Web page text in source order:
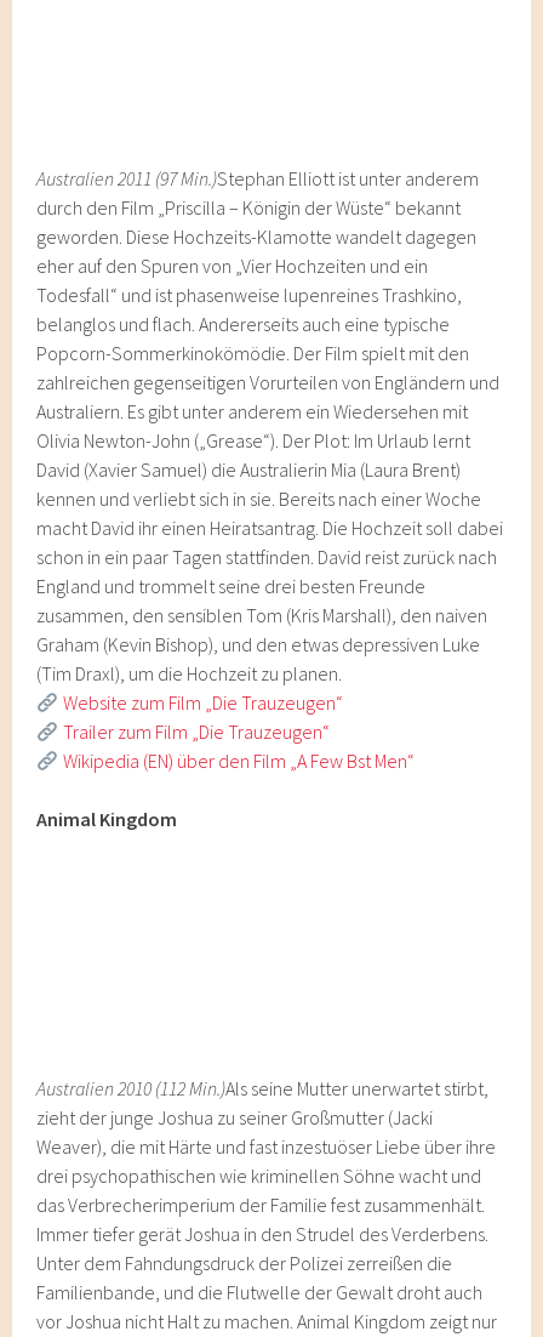
Australien 2011 (97 Min.)Stephan Elliott ist unter anderem
durch den Film „Priscilla – Königin der Wüste“ bekannt
geworden. Diese Hochzeits-Klamotte wandelt dagegen
eher auf den Spuren von „Vier Hochzeiten und ein
Todesfall“ und ist phasenweise lupenreines Trashkino,
belanglos und flach. Andererseits auch eine typische
Popcorn-Sommerkinokömödie. Der Film spielt mit den
zahlreichen gegenseitigen Vorurteilen von Engländern und
Australiern. Es gibt unter anderem ein Wiedersehen mit
Olivia Newton-John („Grease“). Der Plot: Im Urlaub lernt
David (Xavier Samuel) die Australierin Mia (Laura Brent)
kennen und verliebt sich in sie. Bereits nach einer Woche
macht David ihr einen Heiratsantrag. Die Hochzeit soll dabei
schon in ein paar Tagen stattfinden. David reist zurück nach
England und trommelt seine drei besten Freunde
zusammen, den sensiblen Tom (Kris Marshall), den naiven
Graham (Kevin Bishop), und den etwas depressiven Luke
(Tim Draxl), um die Hochzeit zu planen.
Website zum Film „Die Trauzeugen“
Trailer zum Film „Die Trauzeugen“
Wikipedia (EN) über den Film „A Few Bst Men“
Animal Kingdom
Australien 2010 (112 Min.)Als seine Mutter unerwartet stirbt,
zieht der junge Joshua zu seiner Großmutter (Jacki
Weaver), die mit Härte und fast inzestuöser Liebe über ihre
drei psychopathischen wie kriminellen Söhne wacht und
das Verbrecherimperium der Familie fest zusammenhält.
Immer tiefer gerät Joshua in den Strudel des Verderbens.
Unter dem Fahndungsdruck der Polizei zerreißen die
Familienbande, und die Flutwelle der Gewalt droht auch
vor Joshua nicht Halt zu machen. Animal Kingdom zeigt nur